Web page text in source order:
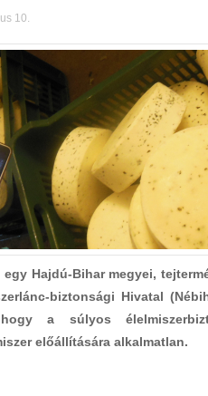
10.
Hajdú-Bihar megyei,
biztonsági Hivatal
hogy a súlyos
előállítására alkalmatlan.